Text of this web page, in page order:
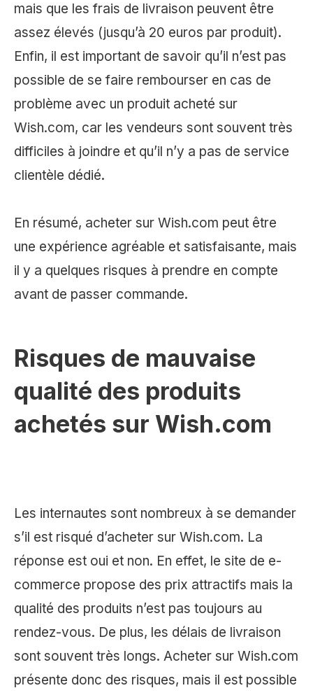
mais que les frais de livraison peuvent être
assez élevés (jusqu’à 20 euros par produit).
Enfin, il est important de savoir qu’il n’est pas
possible de se faire rembourser en cas de
problème avec un produit acheté sur
Wish.com, car les vendeurs sont souvent très
difficiles à joindre et qu’il n’y a pas de service
clientèle dédié.
En résumé, acheter sur Wish.com peut être
une expérience agréable et satisfaisante, mais
il y a quelques risques à prendre en compte
avant de passer commande.
Risques de mauvaise
qualité des produits
achetés sur Wish.com
Les internautes sont nombreux à se demander
s’il est risqué d’acheter sur Wish.com. La
réponse est oui et non. En effet, le site de e-
commerce propose des prix attractifs mais la
qualité des produits n’est pas toujours au
rendez-vous. De plus, les délais de livraison
sont souvent très longs. Acheter sur Wish.com
présente donc des risques, mais il est possible